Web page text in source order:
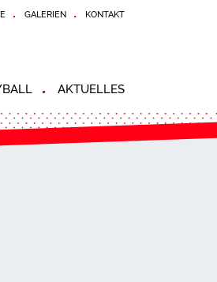
GALERIEN KONTAKT
AKTUELLES